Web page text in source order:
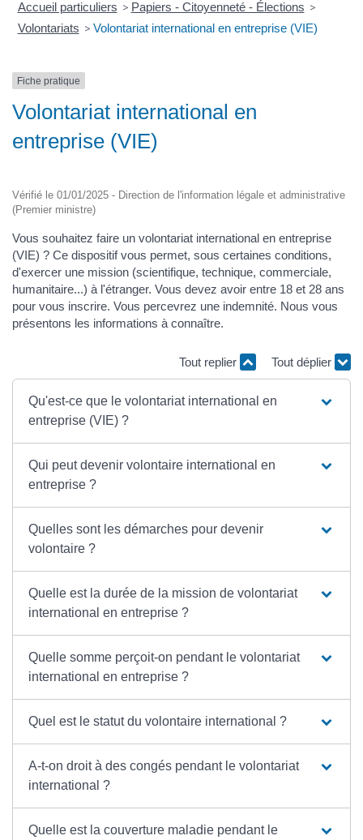
Accueil particuliers > Papiers - Citoyenneté - Élections >
Volontariats > Volontariat international en entreprise (VIE)
Fiche pratique
Volontariat international en
entreprise (VIE)
Vérifié le 01/01/2025 - Direction de l'information légale et administrative
(Premier ministre)
Vous souhaitez faire un volontariat international en entreprise
(VIE) ? Ce dispositif vous permet, sous certaines conditions,
d'exercer une mission (scientifique, technique, commerciale,
humanitaire...) à l'étranger. Vous devez avoir entre 18 et 28 ans
pour vous inscrire. Vous percevrez une indemnité. Nous vous
présentons les informations à connaître.
Tout replier Tout déplier
Qu'est-ce que le volontariat international en
entreprise (VIE) ?
Qui peut devenir volontaire international en
entreprise ?
Quelles sont les démarches pour devenir
volontaire ?
Quelle est la durée de la mission de volontariat
international en entreprise ?
Quelle somme perçoit-on pendant le volontariat
international en entreprise ?
Quel est le statut du volontaire international ?
A-t-on droit à des congés pendant le volontariat
international ?
Quelle est la couverture maladie pendant le